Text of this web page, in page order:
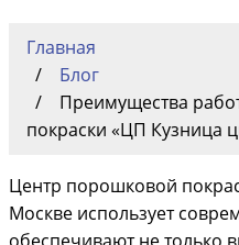
Главная
Блог
Преимущества
покраски «ЦП Кузница
Центр порошковой
Москве использует